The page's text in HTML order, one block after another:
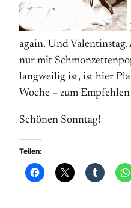
again. Und Valentinstag.
nur mit
langweilig ist, ist hier
Woche – zum
Schönen Sonntag!
Teilen: